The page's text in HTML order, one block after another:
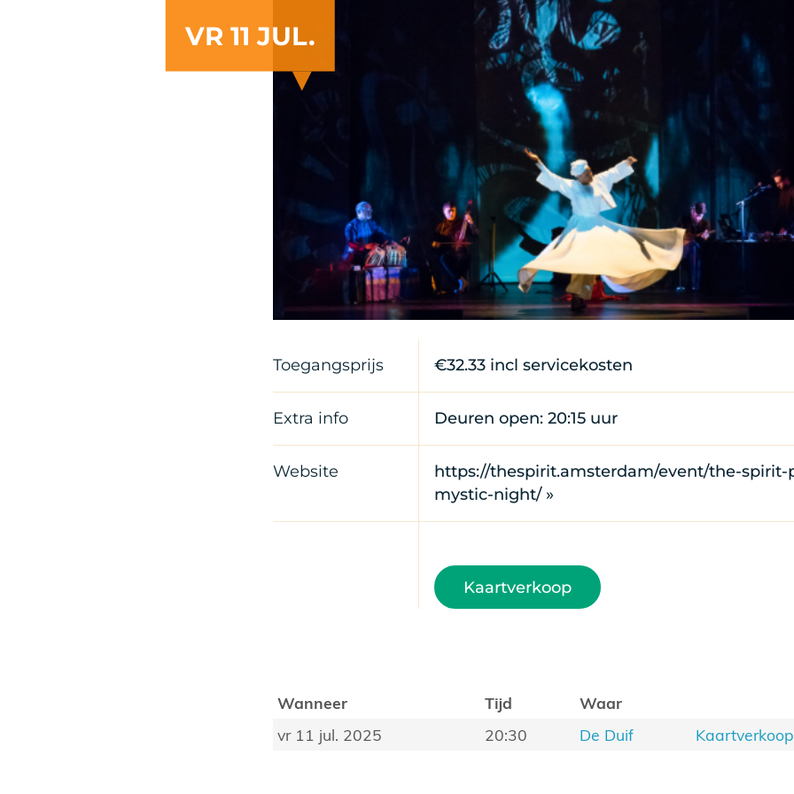
VR 11 JUL.
Toegangsprijs €32.33 incl servicekosten
Extra info Deuren open: 20:15 uur
Website
https://thespirit.amsterdam/event/the-spirit-
mystic-night/ »
Kaartverkoop
Wanneer Tijd
Waar
vr 11 jul. 2025
20:30 De Duif Kaartverkoop